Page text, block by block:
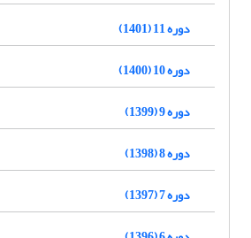
دوره 11 (1401)
دوره 10 (1400)
دوره 9 (1399)
دوره 8 (1398)
دوره 7 (1397)